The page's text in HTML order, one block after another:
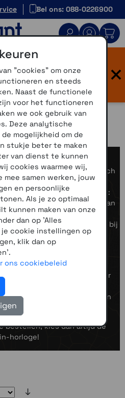
Bel ons: 088-0226900
Onze website heeft
Dezelfde vertrouwde
in een modern jasje.
nieuw is.
×
voor jouw Garmin-smartwatch
zoek bent naarQuickFit-
ofComfortFit
-banden:
kleuren, stijlen en maten. Van
— er is voor ieder wat
dat past bij jouw look of bij
de snelwisselsluiting of
het oude bandje door
te schuiven. Daarna
door het veertje weer tussen
kan bijna niet!
bestellen, kies dan altijd de
horloge!
"cookies" om onze
en steeds
Naast de functionele
voor het functioneren
we ook gebruik van
Deze analytische
mogelijkheid om de
stukje beter te maken
van dienst te kunnen
cookies waarmee wij,
mee samen werken, jouw
en persoonlijke
Als je zo optimaal
kunnen maken van onze
dan op 'Alles
cookie instellingen op
klik dan op
ons cookiebeleid